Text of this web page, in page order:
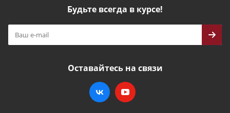
Будьте всегда в курсе!
Оставайтесь на связи